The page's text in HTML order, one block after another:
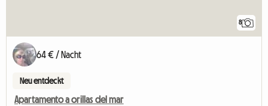
8
64 € / Nacht
Neu entdeckt
Apartamento a orillas del mar